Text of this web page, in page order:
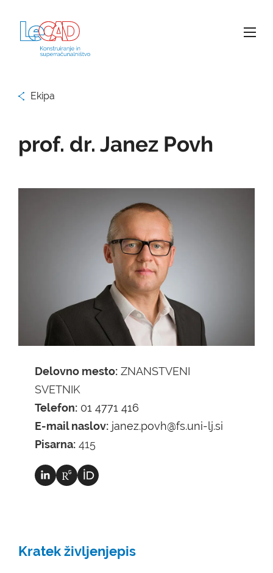
Ekipa
prof. dr. Janez Povh
Delovno mesto: ZNANSTVENI
SVETNIK
Telefon: 01 4771 416
E-mail naslov: janez.povh@fs.uni-lj.si
Pisarna: 415
Kratek življenjepis